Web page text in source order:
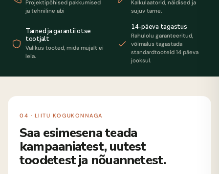
Projektipõhised pakkumised
ja tehniline abi
Kalkulaatorid, näidised ja
sujuv tarne.
Tarned ja garantii otse
tootjalt
Valikus tooted, mida mujalt ei
leia.
14-päeva tagastus
Rahulolu garanteeritud,
võimalus tagastada
standardtooteid 14 päeva
jooksul.
04 · LIITU KOGUKONNAGA
Saa esimesena teada
kampaaniatest, uutest
toodetest ja nõuannetest.